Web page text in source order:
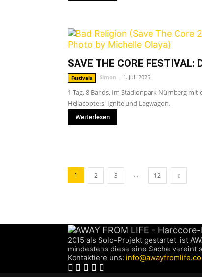
SAVE THE CORE FESTIVAL:
Festivals Simon - 1. Juli 2025
1 Tag, 8 Bands. Im Stadionpark Nürnberg
Hellacopters, Ignite und Lagwagon.
Weiterlesen
1 2 3 ... 12
2015 als Solo-Projekt gestartet, ist
mindestens diese eine Sache vereint
Kontaktiere uns: